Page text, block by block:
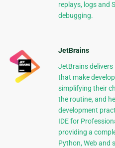
replays, logs and
debugging.
JetBrains
JetBrains
that make
simplifying their
the routine, and
development
IDE for
providing a
Python, Web and